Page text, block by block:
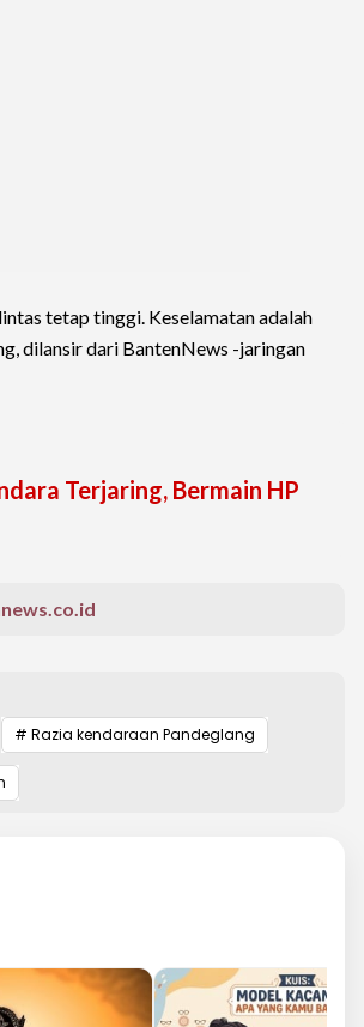
tetap tinggi. Keselamatan adalah
dilansir dari BantenNews -jaringan
Terjaring, Bermain HP
# Razia kendaraan Pandeglang